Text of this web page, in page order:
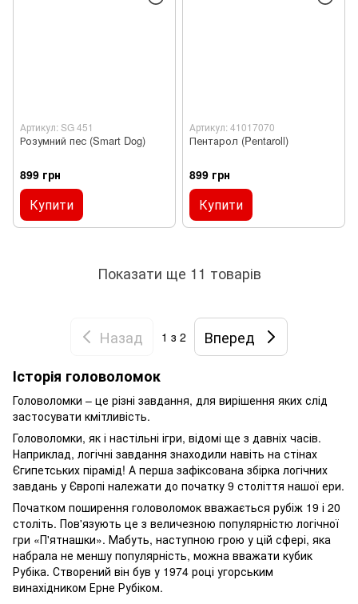
Артикул: SG 451
Розумний пес (Smart Dog)
899 грн
Купити
Артикул: 41017070
Пентарол (Pentaroll)
899 грн
Купити
Показати ще 11 товарів
Назад 1 з 2
Вперед
Історія головоломок
Головоломки – це різні завдання, для вирішення яких слід
застосувати кмітливість.
Головоломки, як і настільні ігри, відомі ще з давніх часів.
Наприклад, логічні завдання знаходили навіть на стінах
Єгипетських пірамід! А перша зафіксована збірка логічних
завдань у Європі належати до початку 9 століття нашої ери.
Початком поширення головоломок вважається рубіж 19 і 20
століть. Пов'язують це з величезною популярністю логічної
гри «П'ятнашки». Мабуть, наступною грою у цій сфері, яка
набрала не меншу популярність, можна вважати кубик
Рубіка. Створений він був у 1974 році угорським
винахідником Ерне Рубіком.